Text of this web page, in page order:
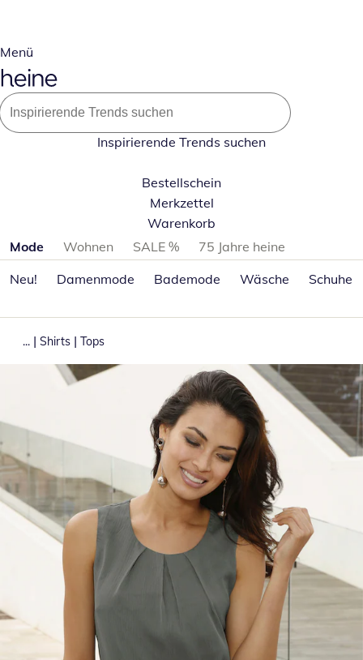
Menü
Inspirierende Trends suchen
Bestellschein
Merkzettel
Warenkorb
Produktkategorien überspringen
Mode Wohnen SALE %
75 Jahre heine
Neu!
Damenmode Bademode Wäsche Schuhe
... | Shirts | Tops